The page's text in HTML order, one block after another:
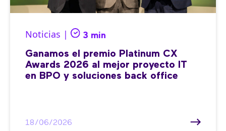
Noticias | 3 min
Ganamos el premio Platinum CX
Awards 2026 al mejor proyecto IT
en BPO y soluciones back office
18/06/2026